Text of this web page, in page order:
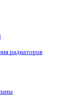
радиаторов